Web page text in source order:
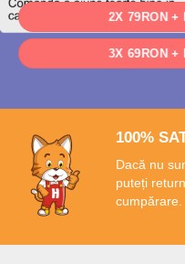
2X 79RON +
3X 69RON +
100%
Dacă nu
puteți
cumpărare.